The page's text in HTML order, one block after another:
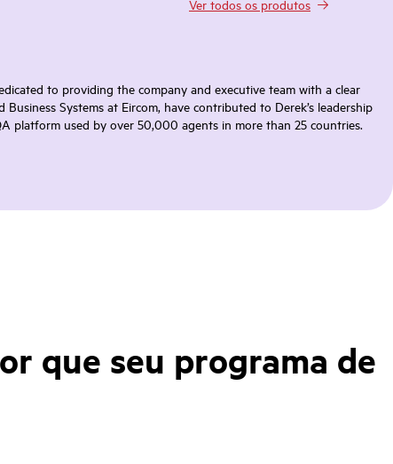
Ver todos os produtos
to providing the company and executive team with a clear
Systems at Eircom, have contributed to Derek’s leadership
platform used by over 50,000 agents in more than 25 countries.
que seu programa de